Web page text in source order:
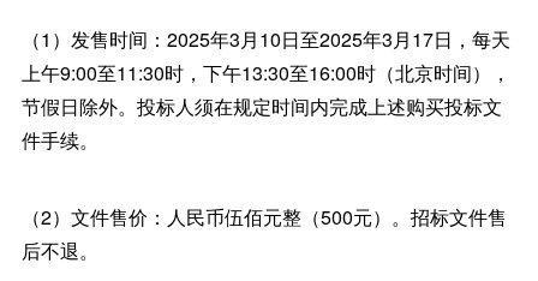
（1）发售时间：2025年3月10日至2025年3月17日，每天
上午9:00至11:30时，下午13:30至16:00时（北京时间），
节假日除外。投标人须在规定时间内完成上述购买投标文
件手续。
（2）文件售价：人民币伍佰元整（500元）。招标文件售
后不退。